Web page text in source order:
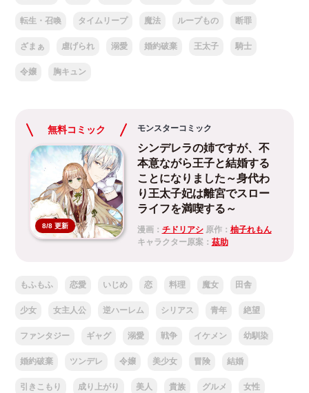
転生・召喚 タイムリープ 魔法 ループもの 断罪
ざまぁ 虐げられ 溺愛 婚約破棄 王太子 騎士
令嬢 胸キュン
無料コミック
8/8 更新
モンスターコミック
シンデレラの姉ですが、不
本意ながら王子と結婚する
ことになりました～身代わ
り王太子妃は離宮でスロー
ライフを満喫する～
漫画： チドリアシ原作： 柚子れもん
キャラクター原案： 茲助
もふもふ 恋愛 いじめ 恋 料理 魔女 田舎
少女 女主人公 逆ハーレム シリアス 青年 絶望
ファンタジー ギャグ 溺愛 戦争 イケメン 幼馴染
婚約破棄 ツンデレ 令嬢 美少女 冒険 結婚
引きこもり 成り上がり 美人 貴族 グルメ 女性